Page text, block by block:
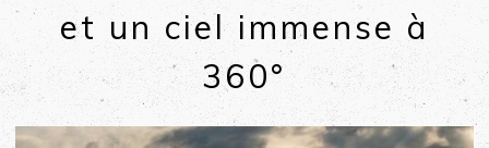
et un ciel immense à
360°